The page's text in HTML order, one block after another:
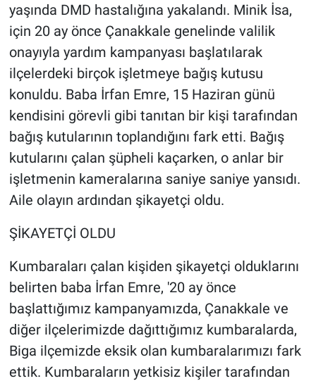
yaşında DMD hastalığına yakalandı. Minik İsa,
için 20 ay önce Çanakkale genelinde valilik
onayıyla yardım kampanyası başlatılarak
ilçelerdeki birçok işletmeye bağış kutusu
konuldu. Baba İrfan Emre, 15 Haziran günü
kendisini görevli gibi tanıtan bir kişi tarafından
bağış kutularının toplandığını fark etti. Bağış
kutularını çalan şüpheli kaçarken, o anlar bir
işletmenin kameralarına saniye saniye yansıdı.
Aile olayın ardından şikayetçi oldu.
ŞİKAYETÇİ OLDU
Kumbaraları çalan kişiden şikayetçi olduklarını
belirten baba İrfan Emre, '20 ay önce
başlattığımız kampanyamızda, Çanakkale ve
diğer ilçelerimizde dağıttığımız kumbaralarda,
Biga ilçemizde eksik olan kumbaralarımızı fark
ettik. Kumbaraların yetkisiz kişiler tarafından
Kimdir
Koronavirüs
Kültür Sanat
Ne demişti
Nedir
Popüler
Programlar
Sağlık
Spor
Teknoloji
Türkiye'nin Geleceği